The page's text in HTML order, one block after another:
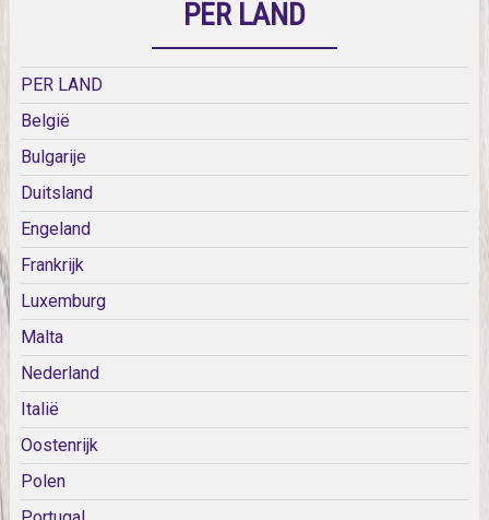
PER LAND
PER LAND
België
Bulgarije
Duitsland
Engeland
Frankrijk
Luxemburg
Malta
Nederland
Italië
Oostenrijk
Polen